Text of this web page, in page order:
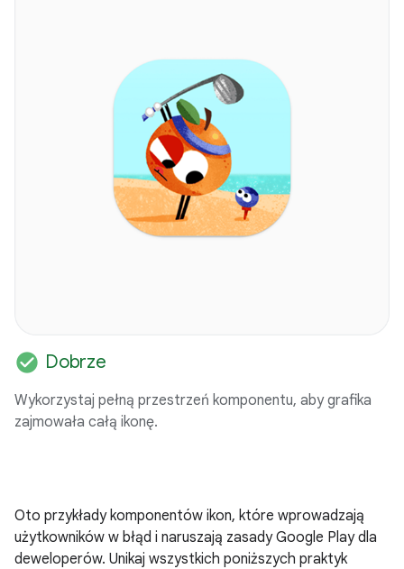
check_circle Dobrze
Wykorzystaj pełną przestrzeń komponentu, aby grafika
zajmowała całą ikonę.
Oto przykłady komponentów ikon, które wprowadzają
użytkowników w błąd i naruszają zasady Google Play dla
deweloperów. Unikaj wszystkich poniższych praktyk